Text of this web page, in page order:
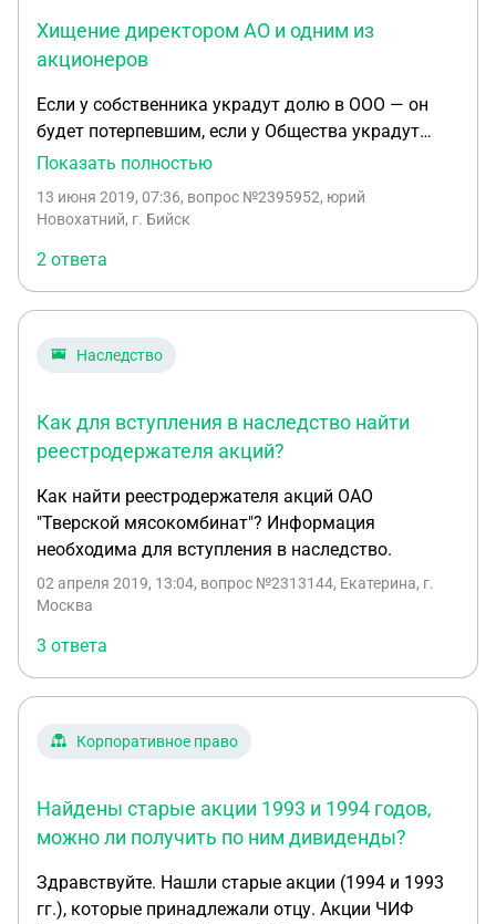
Хищение директором АО и одним из
акционеров
Если у собственника украдут долю в ООО — он
будет потерпевшим, если у Общества украдут
автомобиль, который принадлежит Обществу —
отношения к этому собственник доли не имеет за
директором Общества Подробнее на Правовед.ru:
https://pravoved.ru/question/8... хищение в АО
совершено директором и акционером (51% акций)
в пользу последнего. На каком основании
акционеры (акционер) владеющие 49% акций
хищении по ст. 159 УК РФ? Желательно ссылку на
законные основания (право). именно с
акционерам, выразившемся в уменьшении
стоимости их акций в результате уменьшения
активов ао (и или с заявлением о нанесении
материального ущерба самому ао) по ст. 159 ук
рф
Показать полностью
13 июня 2019, 07:36, вопрос №2395952, юрий
Новохатний, г. Бийск
2 ответа
Наследство
Как для вступления в наследство найти
реестродержателя акций?
Как найти реестродержателя акций ОАО
"Тверской мясокомбинат"? Информация
необходима для вступления в наследство.
02 апреля 2019, 13:04, вопрос №2313144, Екатерина, г.
Москва
3 ответа
Корпоративное право
Найдены старые акции 1993 и 1994 годов,
можно ли получить по ним дивиденды?
Здравствуйте. Нашли старые акции (1994 и 1993
гг.), которые принадлежали отцу. Акции ЧИФ